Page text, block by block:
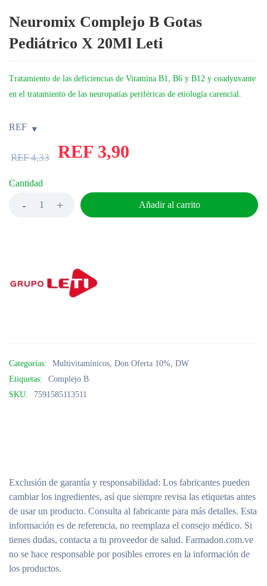
Neuromix Complejo B Gotas
Pediátrico X 20Ml Leti
Tratamiento de las deficiencias de Vitamina B1, B6 y B12 y coadyuvante
en el tratamiento de las neuropatías periféricas de etiología carencial.
REF
REF4,33 REF 3,90
Cantidad
Añadir al carrito
Categorías: Multivitamínicos Don Oferta 10% DW
Etiquetas:
Complejo B
SKU:
7591585113511
Exclusión de garantía y responsabilidad: Los fabricantes pueden
cambiar los ingredientes, así que siempre revisa las etiquetas antes
de usar un producto. Consulta al fabricante para más detalles. Esta
información es de referencia, no reemplaza el consejo médico. Si
tienes dudas, contacta a tu proveedor de salud. Farmadon.com.ve
no se hace responsable por posibles errores en la información de
los productos.